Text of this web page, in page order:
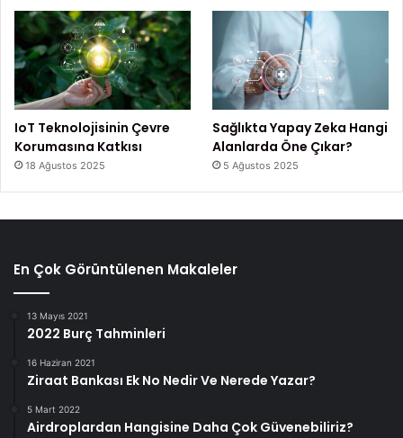
IoT Teknolojisinin Çevre
Korumasına Katkısı
18 Ağustos 2025
Sağlıkta Yapay Zeka Hangi
Alanlarda Öne Çıkar?
5 Ağustos 2025
En Çok Görüntülenen Makaleler
13 Mayıs 2021
2022 Burç Tahminleri
16 Haziran 2021
Ziraat Bankası Ek No Nedir Ve Nerede Yazar?
5 Mart 2022
Airdroplardan Hangisine Daha Çok Güvenebiliriz?